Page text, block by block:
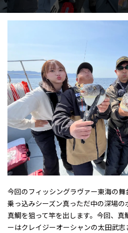
今回のフィッシングラヴァー東海の舞
乗っ込みシーズン真っただ中の深場
真鯛を狙って竿を出します。今回、
ーはクレイジーオーシャンの太田武